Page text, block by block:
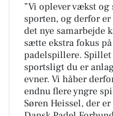
”Vi oplever vækst
sporten, og derfor
det nye samarbejde
sætte ekstra fokus
padelspillere.
sportsligt du er
evner. Vi håber
endnu flere yngre
Søren Heissel, der